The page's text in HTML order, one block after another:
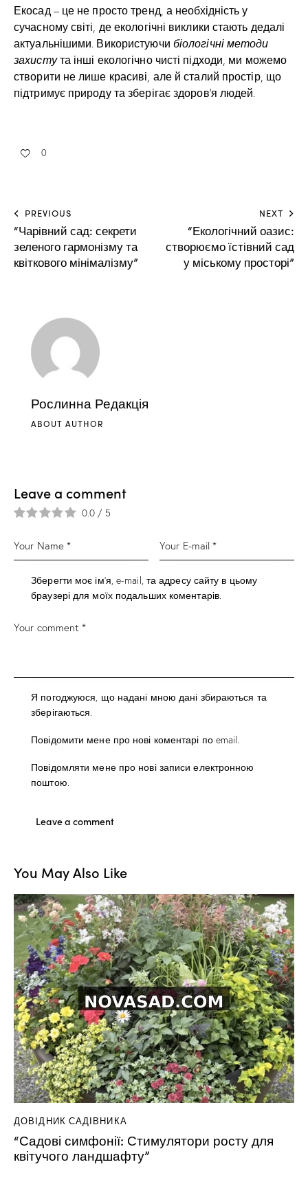
Екосад – це не просто тренд, а необхідність у
сучасному світі, де екологічні виклики стають дедалі
актуальнішими. Використуючи біологічні методи
захистута інші екологічно чисті підходи, ми можемо
створити не лише красиві, але й сталий простір, що
підтримує природу та зберігає здоров’я людей.
0
PREVIOUS
“Чарівний сад: секрети
зеленого гармонізму та
квіткового мінімалізму”
NEXT
“Екологічний оазис:
створюємо їстівний сад
у міському просторі”
Рослинна Редакція
ABOUT AUTHOR
Leave a comment
0.0 / 5
Зберегти моє ім'я, e-mail, та адресу сайту в цьому
браузері для моїх подальших коментарів.
Я погоджуюся, що надані мною дані збираються та
зберігаються.
Повідомити мене про нові коментарі по email.
Повідомляти мене про нові записи електронною
поштою.
You May Also Like
ДОВІДНИК САДІВНИКА
“Садові симфонії: Стимулятори росту для
квітучого ландшафту”